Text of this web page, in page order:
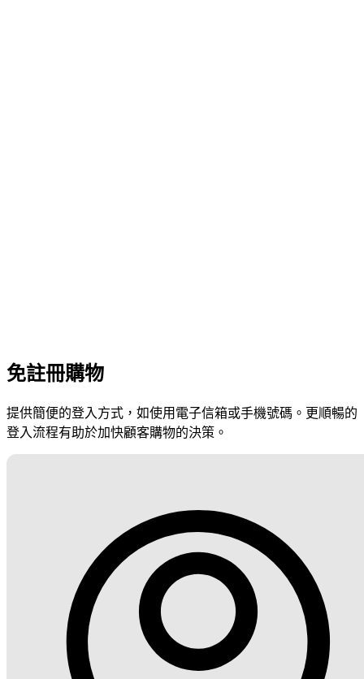
免註冊購物
提供簡便的登入方式，如使用電子信箱或手機號碼。更順暢的
登入流程有助於加快顧客購物的決策。